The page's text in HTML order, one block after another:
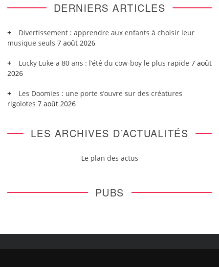
DERNIERS ARTICLES
Divertissement : apprendre aux enfants à choisir leur
musique seuls 7 août 2026
Lucky Luke a 80 ans : l’été du cow-boy le plus rapide 7 août
2026
Les Doomies : une porte s’ouvre sur des créatures
rigolotes 7 août 2026
LES ARCHIVES D’ACTUALITÉS
Le plan des actus
PUBS